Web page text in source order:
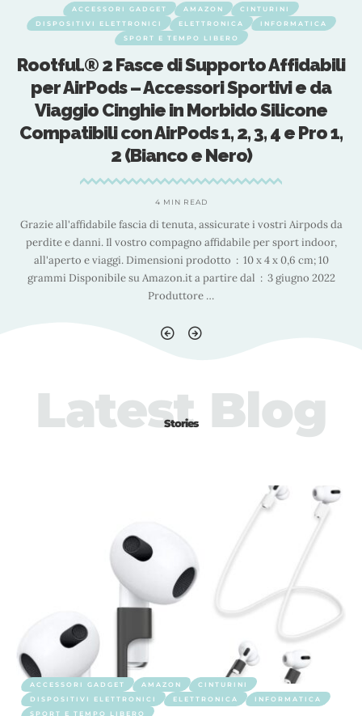
ACCESSORI GADGET AMAZON
CINTURINI
DISPOSITIVI ELETTRONICI
ELETTRONICA
INFORMATICA
SPORT E TEMPO LIBERO
Rootful.® 2 Fasce di Supporto Affidabili
per AirPods – Accessori Sportivi e da
Viaggio Cinghie in Morbido Silicone
Compatibili con AirPods 1, 2, 3, 4 e Pro 1,
2 (Bianco e Nero)
4 MIN READ
Grazie all'affidabile fascia di tenuta, assicurate i vostri Airpods da
perdite e danni. Il vostro compagno affidabile per sport indoor,
all'aperto e viaggi. Dimensioni prodotto ‏ : ‎ 10 x 4 x 0,6 cm; 10
grammi Disponibile su Amazon.it a partire dal ‏ : ‎ 3 giugno 2022
…
Stories
Latest Blog
ACCESSORI GADGET AMAZON
CINTURINI
DISPOSITIVI ELETTRONICI
ELETTRONICA
INFORMATICA
SPORT E TEMPO LIBERO